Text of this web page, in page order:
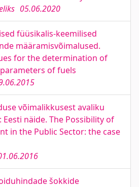
05.06.2020
füüsikalis-keemilised
määramisvõimalused.
for the determination of
of fuels
võimalikkusest avaliku
näide. The Possibility of
in the Public Sector: the case
šokkide